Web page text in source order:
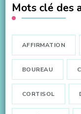
Mots clé des
AFFIRMATION
BOUREAU
CORTISOL